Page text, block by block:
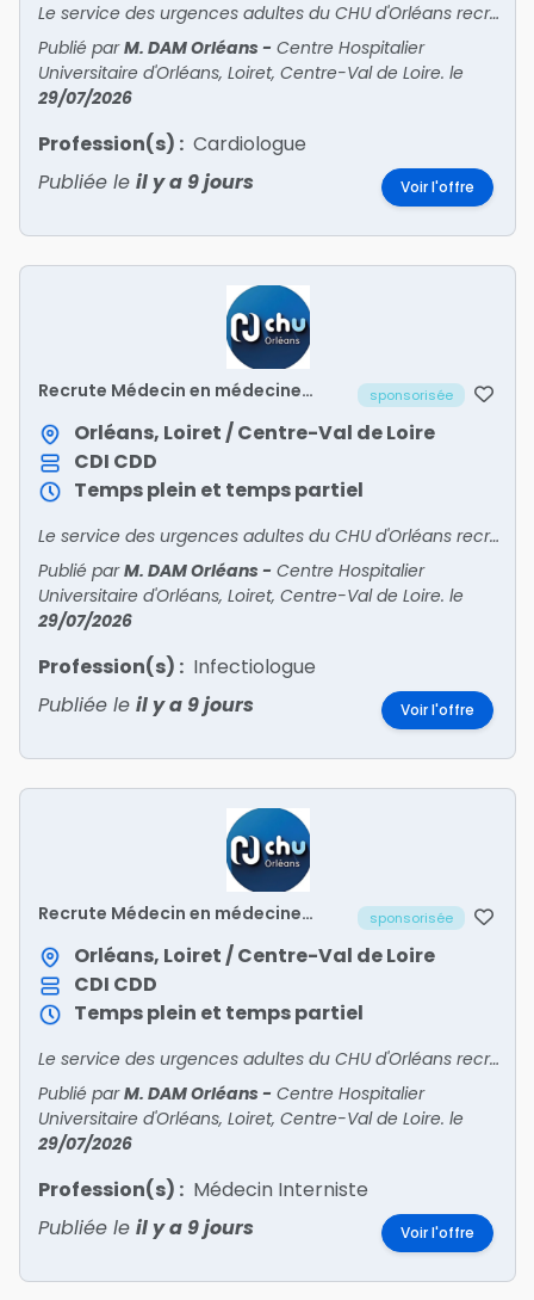
Le service des urgences adultes du CHU d'Orléans recrute un médecin pour intégrer son unité de médecine polyvalente post-urgences (UHCD 2).
Publié parM. DAM Orléans - Centre Hospitalier
Universitaire d'Orléans, Loiret, Centre-Val de Loire. le
29/07/2026
Profession(s) : Cardiologue
Publiée le il y a 9 jours Voir l'offre
Recrute Médecin en médecine
2) – H/F
sponsorisée
Orléans, Loiret / Centre-Val de Loire
CDI CDD
Temps plein et temps partiel
Le service des urgences adultes du CHU d'Orléans recrute un médecin pour intégrer son unité de médecine polyvalente post-urgences (UHCD 2).
Publié parM. DAM Orléans - Centre Hospitalier
Universitaire d'Orléans, Loiret, Centre-Val de Loire. le
29/07/2026
Profession(s) : Infectiologue
Publiée le il y a 9 jours Voir l'offre
Recrute Médecin en médecine
2) – H/F
sponsorisée
Orléans, Loiret / Centre-Val de Loire
CDI CDD
Temps plein et temps partiel
Le service des urgences adultes du CHU d'Orléans recrute un médecin pour intégrer son unité de médecine polyvalente post-urgences (UHCD 2).
Publié parM. DAM Orléans - Centre Hospitalier
Universitaire d'Orléans, Loiret, Centre-Val de Loire. le
29/07/2026
Profession(s) : Médecin Interniste
Publiée le il y a 9 jours Voir l'offre